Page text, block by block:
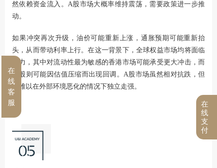
然依赖资金流入。A股市场大概率维持震荡，需要政策进一步推
动。
如果冲突再次升级，油价可能重新上涨，通胀预期可能重新抬
头，从而带动利率上行。在这一背景下，全球权益市场均将面临
压力，其中对流动性最为敏感的香港市场可能承受更大冲击，而
美股则可能因估值压缩而出现回调。A股市场虽然相对抗跌，但
也难以在外部环境恶化的情况下独立走强。
在
线
客
服
在
线
支
付